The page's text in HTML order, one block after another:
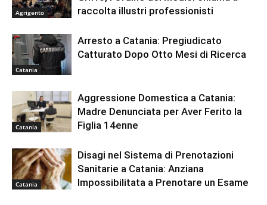
Agrigento
raccolta illustri professionisti
Catania
Arresto a Catania: Pregiudicato
Catturato Dopo Otto Mesi di Ricerca
Catania
Aggressione Domestica a Catania:
Madre Denunciata per Aver Ferito la
Figlia 14enne
Catania
Disagi nel Sistema di Prenotazioni
Sanitarie a Catania: Anziana
Impossibilitata a Prenotare un Esame